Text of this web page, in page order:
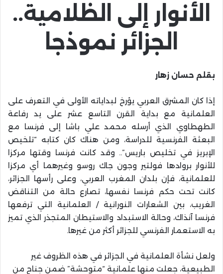
الأنوار إلى الظلامية..
الجزائر نموذجا
بقلم حسان زهار
إذا كان المشرق العربي يؤرخ لبداياته الأولى في التعرف على
العلمانية مع بداية القرن التاسع عشر على يد رفاعة
الطهطاوي الذي أرسله محمد علي باشا إلى فرنسا مع
البعثة الفرنسية للدراسة، ومن هناك كان كتابه “تلخيص
الإبريز في تخليص باريس”.. وقد كانت فرنسا وقتها مركزا
للأنوار بروادها فولتير وجون جاك روسو وغيرهما أي مركزا
للعلمانية، فإن بلدان المغرب العربي، وعلى رأسها الجزائر،
كانت تحت حكم فرنسا نفسها، تصارع حالة من التناقض
الغريب، بين الشعارات النورانية / العلمانية التي ترفعها
فرنسا آنذاك، وحالة الاستبداد والاستيطان المتجذر الذي تميز
به الاستعمار الفرنسي للجزائر أكثر من غيرها.
ولعل نشأة العلمانية في الجزائر في هذه الظروف غير
الطبيعية، جعلت منها علمانية “متوحشة” ضمن جناح من